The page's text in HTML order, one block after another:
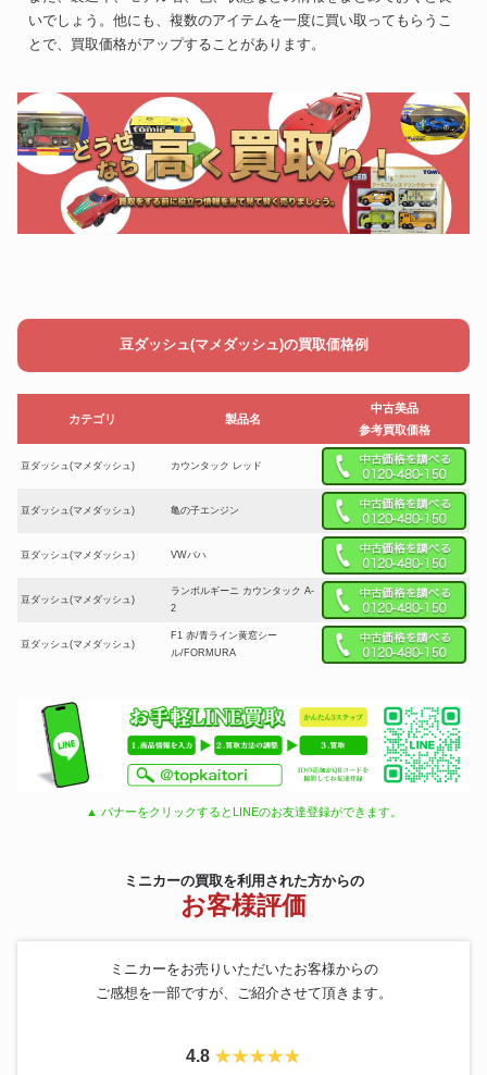
いでしょう。他にも、複数のアイテムを一度に買い取ってもらうこ
とで、買取価格がアップすることがあります。
豆ダッシュ(マメダッシュ)の買取価格例
カテゴリ 製品名
中古美品
参考買取価格
豆ダッシュ(マメダッシュ) カウンタック レッド
豆ダッシュ(マメダッシュ) 亀の子エンジン
豆ダッシュ(マメダッシュ) VWバハ
豆ダッシュ(マメダッシュ)
ランボルギーニ カウンタック A-
2
豆ダッシュ(マメダッシュ)
F1 赤/青ライン黄窓シー
ル/FORMURA
▲ バナーをクリックするとLINEのお友達登録ができます。
ミニカーの買取を利用された方からの
お客様評価
ミニカーをお売りいただいたお客様からの
ご感想を一部ですが、ご紹介させて頂きます。
4.8